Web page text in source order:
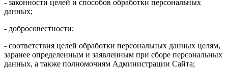
- законности целей и способов обработки персональных
данных;
- добросовестности;
- соответствия целей обработки персональных данных целям,
заранее определенным и заявленным при сборе персональных
данных, а также полномочиям Администрации Сайта;